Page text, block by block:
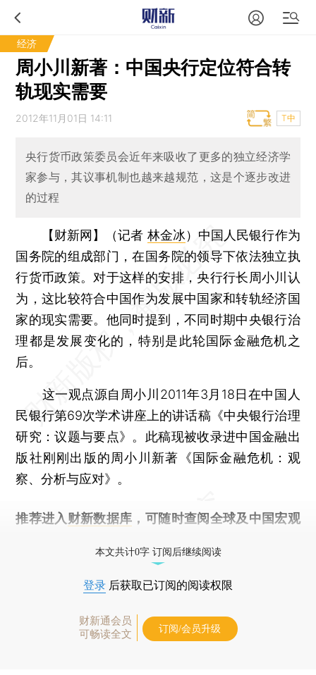
经济
周小川新著：中国央行定位符合转
轨现实需要
2012年11月01日 14:11 T中
央行货币政策委员会近年来吸收了更多的独立经济学
家参与，其议事机制也越来越规范，这是个逐步改进
的过程
【财新网】（记者 林金冰） 中国人民银行作为
国务院的组成部门，在国务院的领导下依法独立执
行货币政策。对于这样的安排，央行行长周小川认
为，这比较符合中国作为发展中国家和转轨经济国
家的现实需要。他同时提到，不同时期中央银行治
理都是发展变化的，特别是此轮国际金融危机之
后。
这一观点源自周小川2011年3月18日在中国人
民银行第69次学术讲座上的讲话稿《中央银行治理
研究：议题与要点》。此稿现被收录进中国金融出
版社刚刚出版的周小川新著《国际金融危机：观
察、分析与应对》。
推荐进入 财新数据库 ，可随时查阅全球及中国宏观
本文共计0字 订阅后继续阅读
登录 后获取已订阅的阅读权限
财新通会员
可畅读全文
订阅/会员升级